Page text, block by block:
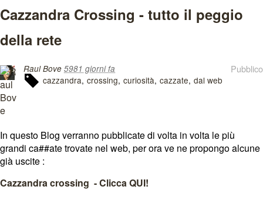
Cazzandra Crossing - tutto il peggio
della rete
Pubblico
Raul Bove 5981 giorni fa
cazzandra crossing curiosità cazzate dal web
In questo Blog verranno pubblicate di volta in volta le più
grandi ca##ate trovate nel web, per ora ve ne propongo alcune
già uscite :
Cazzandra crossing - Clicca QUI!